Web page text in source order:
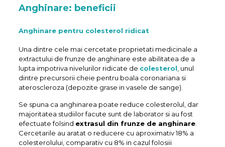
Anghinare: beneficii
Anghinare pentru colesterol ridicat
Una dintre cele mai cercetate proprietati medicinale a
extractului de frunze de anghinare este abilitatea de a
lupta impotriva nivelurilor ridicate de colesterol , unul
dintre precursorii cheie pentru boala coronariana si
ateroscleroza (depozite grase in vasele de sange).
Se spuna ca anghinarea poate reduce colesterolul, dar
majoritatea studiilor facute sunt de laborator si au fost
efectuate folsind extrasul din frunze de anghinare.
Cercetarile au aratat o reducere cu aproximativ 18% a
colesterolului, comparativ cu 8% in cazul folosiii